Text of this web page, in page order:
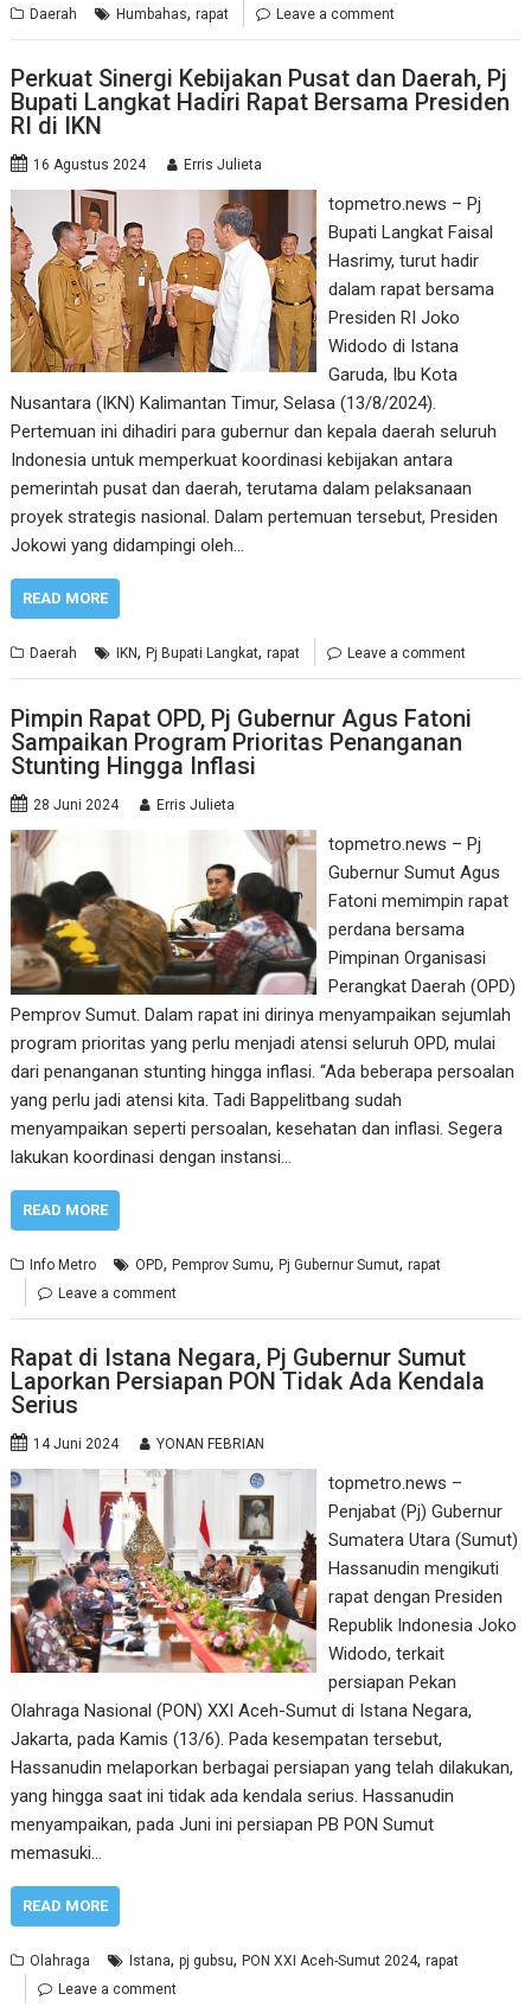
Daerah Humbahas,rapat Leave a comment
Perkuat Sinergi Kebijakan Pusat dan Daerah, Pj
Bupati Langkat Hadiri Rapat Bersama Presiden
RI di IKN
16 Agustus 2024 Erris Julieta
topmetro.news – Pj
Bupati Langkat Faisal
Hasrimy, turut hadir
dalam rapat bersama
Presiden RI Joko
Widodo di Istana
Garuda, Ibu Kota
Nusantara (IKN) Kalimantan Timur, Selasa (13/8/2024).
Pertemuan ini dihadiri para gubernur dan kepala daerah seluruh
Indonesia untuk memperkuat koordinasi kebijakan antara
pemerintah pusat dan daerah, terutama dalam pelaksanaan
proyek strategis nasional. Dalam pertemuan tersebut, Presiden
Jokowi yang didampingi oleh…
READ MORE
Daerah IKN,Pj Bupati Langkat,rapat Leave a comment
Pimpin Rapat OPD, Pj Gubernur Agus Fatoni
Sampaikan Program Prioritas Penanganan
Stunting Hingga Inflasi
28 Juni 2024 Erris Julieta
topmetro.news – Pj
Gubernur Sumut Agus
Fatoni memimpin rapat
perdana bersama
Pimpinan Organisasi
Perangkat Daerah (OPD)
Pemprov Sumut. Dalam rapat ini dirinya menyampaikan sejumlah
program prioritas yang perlu menjadi atensi seluruh OPD, mulai
dari penanganan stunting hingga inflasi. “Ada beberapa persoalan
yang perlu jadi atensi kita. Tadi Bappelitbang sudah
menyampaikan seperti persoalan, kesehatan dan inflasi. Segera
lakukan koordinasi dengan instansi…
READ MORE
Info Metro OPD,Pemprov Sumu,Pj Gubernur Sumut,rapat
Leave a comment
Rapat di Istana Negara, Pj Gubernur Sumut
Laporkan Persiapan PON Tidak Ada Kendala
Serius
14 Juni 2024 YONAN FEBRIAN
topmetro.news –
Penjabat (Pj) Gubernur
Sumatera Utara (Sumut)
Hassanudin mengikuti
rapat dengan Presiden
Republik Indonesia Joko
Widodo, terkait
persiapan Pekan
Olahraga Nasional (PON) XXI Aceh-Sumut di Istana Negara,
Jakarta, pada Kamis (13/6). Pada kesempatan tersebut,
Hassanudin melaporkan berbagai persiapan yang telah dilakukan,
yang hingga saat ini tidak ada kendala serius. Hassanudin
menyampaikan, pada Juni ini persiapan PB PON Sumut
memasuki…
READ MORE
Olahraga Istana,pj gubsu,PON XXI Aceh-Sumut 2024,rapat
Leave a comment